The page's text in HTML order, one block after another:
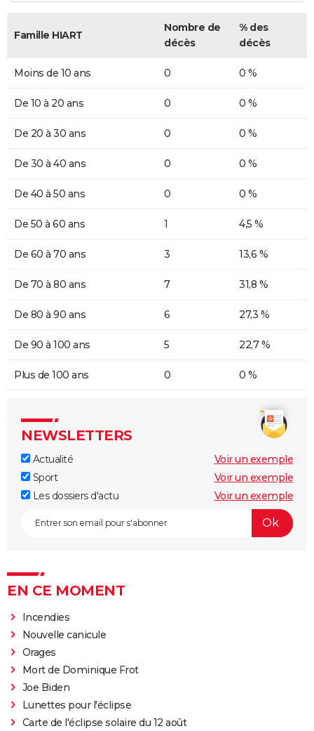
Famille HIART
Nombre de
décès
% des
décès
Moins de 10 ans 0 0 %
De 10 à 20 ans 0 0 %
De 20 à 30 ans 0 0 %
De 30 à 40 ans 0 0 %
De 40 à 50 ans 0 0 %
De 50 à 60 ans 1 4,5 %
De 60 à 70 ans 3 13,6 %
De 70 à 80 ans 7 31,8 %
De 80 à 90 ans 6 27,3 %
De 90 à 100 ans 5 22,7 %
Plus de 100 ans 0 0 %
NEWSLETTERS
Actualité
Voir un exemple
Sport
Voir un exemple
Les dossiers d'actu
Voir un exemple
EN CE MOMENT
Incendies
Nouvelle canicule
Orages
Mort de Dominique Frot
Joe Biden
Lunettes pour l'éclipse
Carte de l'éclipse solaire du 12 août